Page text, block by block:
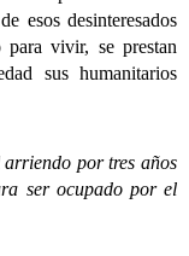
esos desinteresados
para vivir, se prestan
sus humanitarios
arriendo por tres años
ser ocupado por el